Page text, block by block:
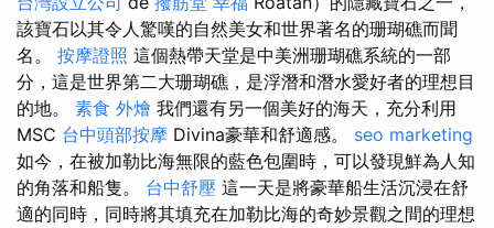
該寶石以其令人驚嘆的自然美女和世界著名的珊瑚礁而聞
名。 按摩證照 這個熱帶天堂是中美洲珊瑚礁系統的一部
分，這是世界第二大珊瑚礁，是浮潛和潛水愛好者的理想目
的地。 素食 外燴 我們還有另一個美好的海天，充分利用
MSC 台中頭部按摩 Divina豪華和舒適感。 seo marketing
如今，在被加勒比海無限的藍色包圍時，可以發現鮮為人知
的角落和船隻。 台中舒壓 這一天是將豪華船生活沉浸在舒
適的同時，同時將其填充在加勒比海的奇妙景觀之間的理想